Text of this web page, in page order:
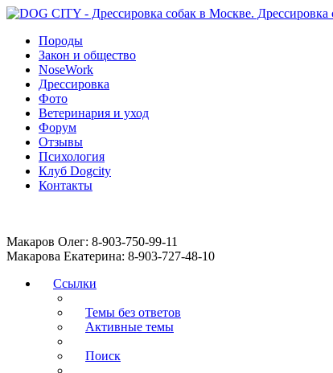
Породы
Закон и общество
NoseWork
Дрессировка
Фото
Ветеринария и уход
Форум
Отзывы
Психология
Клуб Dogcity
Контакты
Макаров Олег: 8-903-750-99-11
Макарова Екатерина: 8-903-727-48-10
Ссылки
Темы без ответов
Активные темы
Поиск